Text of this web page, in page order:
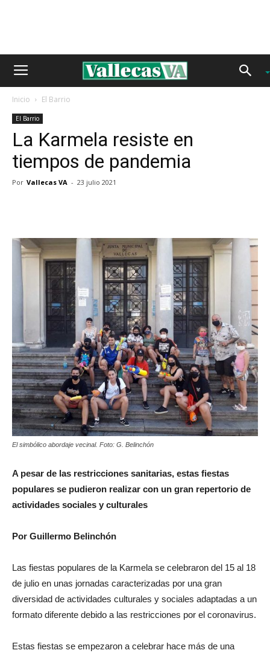
Inicio El Barrio
El Barrio
La Karmela resiste en
tiempos de pandemia
Por Vallecas VA - 23 julio 2021
El simbólico abordaje vecinal. Foto: G. Belinchón
A pesar de las restricciones sanitarias, estas fiestas
populares se pudieron realizar con un gran repertorio de
actividades sociales y culturales
Por Guillermo Belinchón
Las fiestas populares de la Karmela se celebraron del 15 al 18
de julio en unas jornadas caracterizadas por una gran
diversidad de actividades culturales y sociales adaptadas a un
formato diferente debido a las restricciones por el coronavirus.
Estas fiestas se empezaron a celebrar hace más de una